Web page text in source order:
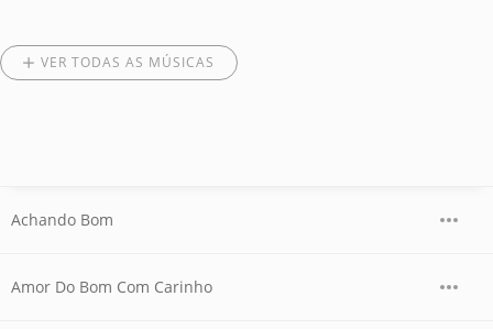
VER TODAS AS MÚSICAS
Achando Bom
Amor Do Bom Com Carinho